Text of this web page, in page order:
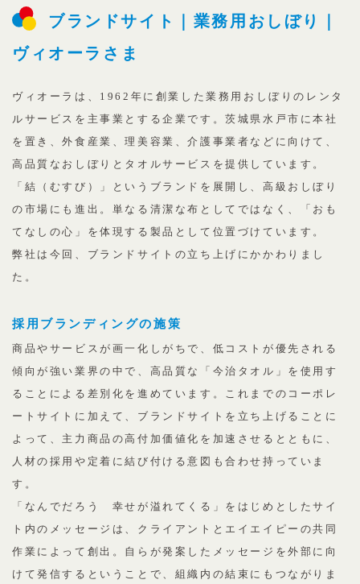
ブランドサイト｜業務用おしぼり｜
ヴィオーラさま
ヴィオーラは、1962年に創業した業務用おしぼりのレンタ
ルサービスを主事業とする企業です。茨城県水戸市に本社
を置き、外食産業、理美容業、介護事業者などに向けて、
高品質なおしぼりとタオルサービスを提供しています。
「結（むすび）」というブランドを展開し、高級おしぼり
の市場にも進出。単なる清潔な布としてではなく、「おも
てなしの心」を体現する製品として位置づけています。
弊社は今回、ブランドサイトの立ち上げにかかわりまし
た。
採用ブランディングの施策
商品やサービスが画一化しがちで、低コストが優先される
傾向が強い業界の中で、高品質な「今治タオル」を使用す
ることによる差別化を進めています。これまでのコーポレ
ートサイトに加えて、ブランドサイトを立ち上げることに
よって、主力商品の高付加価値化を加速させるとともに、
人材の採用や定着に結び付ける意図も合わせ持っていま
す。
「なんでだろう 幸せが溢れてくる」をはじめとしたサイ
ト内のメッセージは、クライアントとエイエイピーの共同
作業によって創出。自らが発案したメッセージを外部に向
けて発信するということで、組織内の結束にもつながりま